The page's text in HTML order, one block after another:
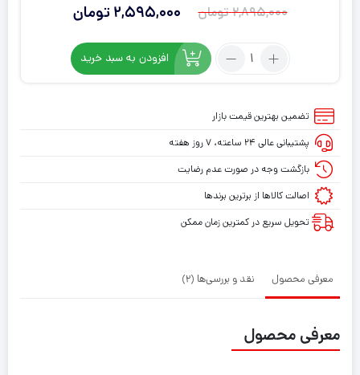
2,895,000تومان
قیمت
اصلی:
2,895,000
2,595,000 تومان
قیمت
فعلی:
2,595,000
تعداد:
های
طرح
Blue
افزودن به سبد خرید
تضمین بهترین قیمت بازار
پشتیبانی عالی ۲۴ ساعته، ۷ روز هفته
بازگشت وجه در صورت عدم رضایت
اصالت کالاها از برترین برندها
تحویل سریع در کمترین زمان ممکن
معرفی محصول نقد و بررسی‌ها (2)
معرفی محصول